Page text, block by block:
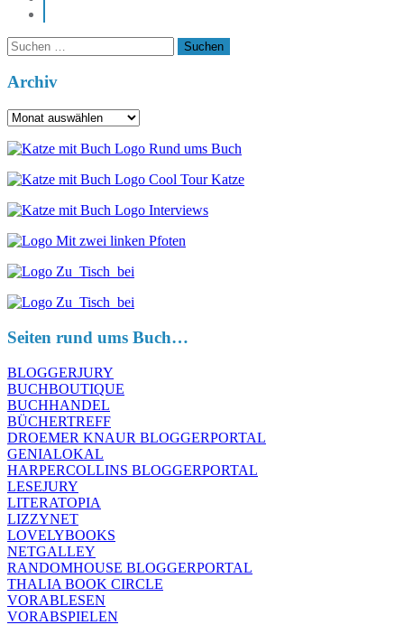
Suchen
nach:
Archiv
Archiv
Seiten rund ums Buch…
BLOGGERJURY
BUCHBOUTIQUE
BUCHHANDEL
BÜCHERTREFF
DROEMER KNAUR BLOGGERPORTAL
GENIALOKAL
HARPERCOLLINS BLOGGERPORTAL
LESEJURY
LITERATOPIA
LIZZYNET
LOVELYBOOKS
NETGALLEY
RANDOMHOUSE BLOGGERPORTAL
THALIA BOOK CIRCLE
VORABLESEN
VORABSPIELEN